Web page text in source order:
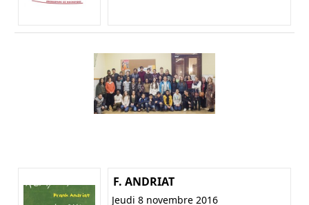
F. ANDRIAT
Jeudi 8 novembre 2016